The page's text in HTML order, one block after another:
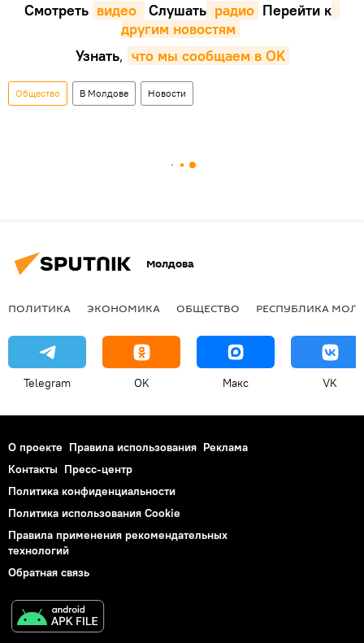
Смотреть видео Cлушать радио Перейти к
другим новостям
Узнать, что мы сообщаем в OK
Общество В Молдове Новости
Молдова
ПОЛИТИКА ЭКОНОМИКА ОБЩЕСТВО РЕСПУБЛИКА
Telegram OK Макс VK
О проекте Правила использования Реклама
Контакты Пресс-центр
Политика конфиденциальности
Политика использования Cookie
Правила применения рекомендательных
технологий
Обратная связь